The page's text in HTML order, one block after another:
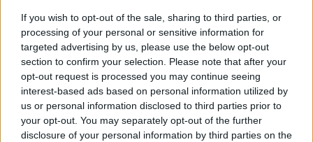
If you wish to opt-out of the sale, sharing to third parties, or
processing of your personal or sensitive information for
targeted advertising by us, please use the below opt-out
section to confirm your selection. Please note that after your
opt-out request is processed you may continue seeing
interest-based ads based on personal information utilized by
us or personal information disclosed to third parties prior to
your opt-out. You may separately opt-out of the further
disclosure of your personal information by third parties on the